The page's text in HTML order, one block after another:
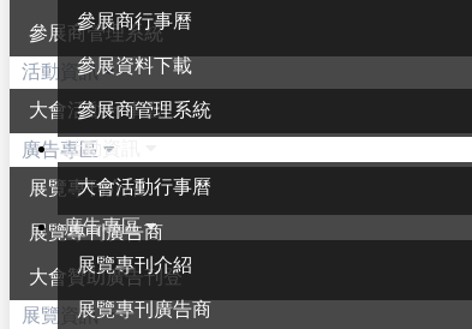
參展商行事曆
參展資料下載
參展商管理系統
活動資訊
大會活動行事曆
廣告專區
展覽專刊介紹
展覽專刊廣告商
參展商管理系統
活動資訊
大會活動行事曆
廣告專區
展覽專刊介紹
展覽專刊廣告商
大會贊助廣告刊登
展覽資訊